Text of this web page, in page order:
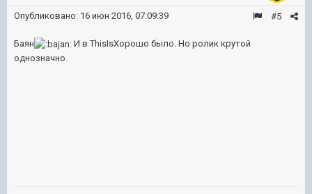
#5
Опубликовано: 16 июн 2016, 07:09:39
Баян
И в ThisIsХорошо было. Но ролик крутой
однозначно.